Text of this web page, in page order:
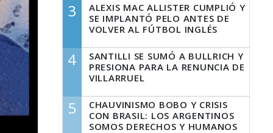
3
ALEXIS MAC ALLISTER CUMPLIÓ Y
SE IMPLANTÓ PELO ANTES DE
VOLVER AL FÚTBOL INGLÉS
4
SANTILLI SE SUMÓ A BULLRICH Y
PRESIONA PARA LA RENUNCIA DE
VILLARRUEL
5
CHAUVINISMO BOBO Y CRISIS
CON BRASIL: LOS ARGENTINOS
SOMOS DERECHOS Y HUMANOS